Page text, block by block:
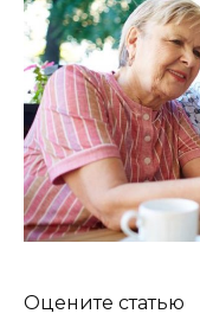
Оцените статью